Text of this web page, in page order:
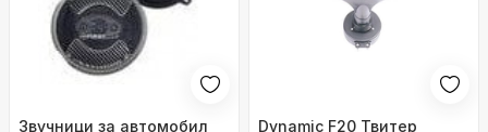
Звучници за автомобил
Dynamic F20 Твитер